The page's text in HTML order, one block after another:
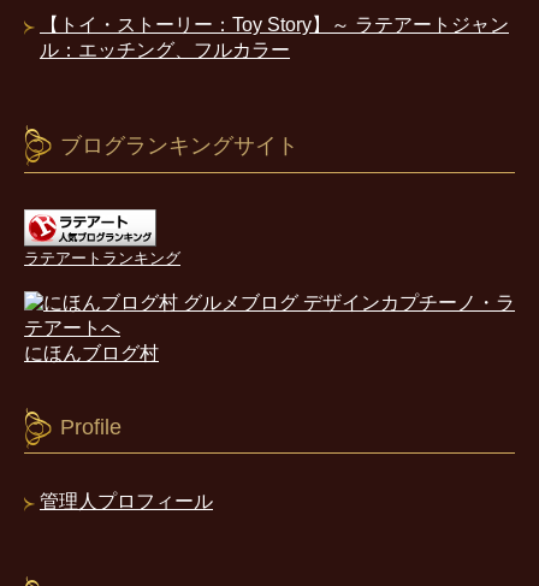
【トイ・ストーリー：Toy Story】～ ラテアートジャン
ル：エッチング、フルカラー
ブログランキングサイト
ラテアートランキング
にほんブログ村
Profile
管理人プロフィール